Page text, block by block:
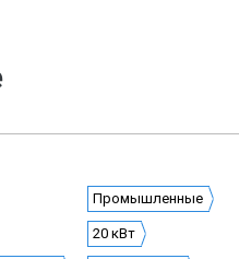
Промышленные
20 кВт